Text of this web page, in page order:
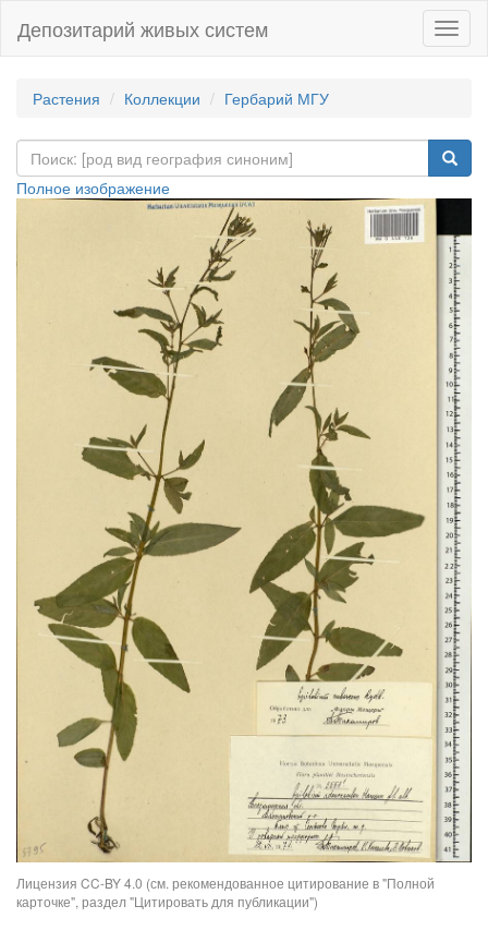
Депозитарий живых систем
Растения Коллекции Гербарий МГУ
Полное изображение
Лицензия CC-BY 4.0 (см. рекомендованное цитирование в "Полной
карточке", раздел "Цитировать для публикации")